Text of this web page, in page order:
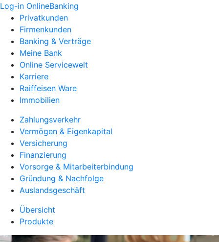
Log-in OnlineBanking
Privatkunden
Firmenkunden
Banking & Verträge
Meine Bank
Online Servicewelt
Karriere
Raiffeisen Ware
Immobilien
Zahlungsverkehr
Vermögen & Eigenkapital
Versicherung
Finanzierung
Vorsorge & Mitarbeiterbindung
Gründung & Nachfolge
Auslandsgeschäft
Übersicht
Produkte